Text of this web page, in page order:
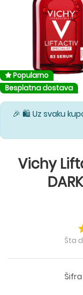
Popularno
Besplatna dostava
🎉 🛍️ Uz svaku
Vichy
Šta